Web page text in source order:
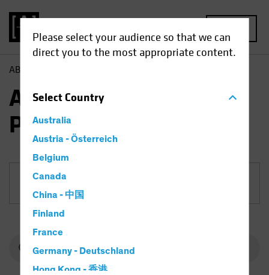
Please select your audience so that we can
direct you to the most appropriate content.
SelectCountry
Australia
Austria - Österreich
Belgium
Canada
China - 中国
Finland
France
Germany - Deutschland
Hong Kong - 香港
AB
AB European Income
Portfolio